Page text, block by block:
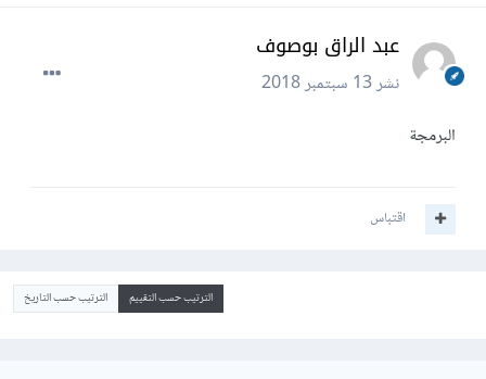
عبد الراق بوصوف
نشر13 سبتمبر 2018
البرمجة
اقتباس
الترتيب حسب التقييم الترتيب حسب التاريخ